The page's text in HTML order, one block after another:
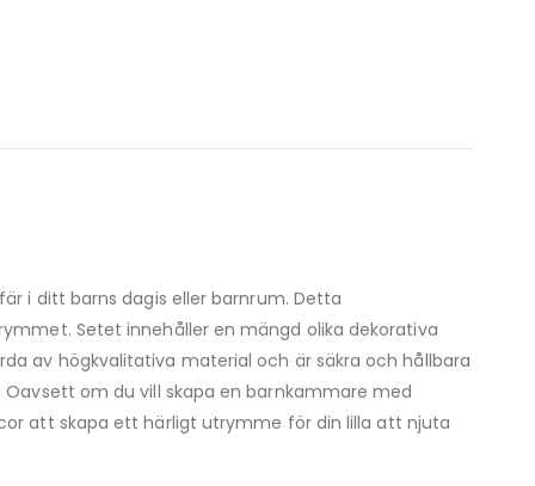
i ditt barns dagis eller barnrum. Detta
Setet innehåller en mängd olika dekorativa
av högkvalitativa material och är säkra och hållbara
om du vill skapa en barnkammare med
att skapa ett härligt utrymme för din lilla att njuta